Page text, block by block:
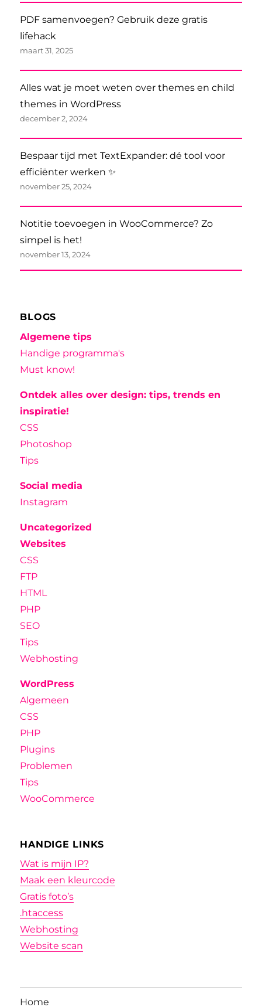
PDF samenvoegen? Gebruik deze gratis
lifehack
maart 31, 2025
Alles wat je moet weten over themes en child
themes in WordPress
december 2, 2024
Bespaar tijd met TextExpander: dé tool voor
efficiënter werken ✨
november 25, 2024
Notitie toevoegen in WooCommerce? Zo
simpel is het!
november 13, 2024
BLOGS
Algemene tips
Handige programma's
Must know!
Ontdek alles over design: tips, trends en
inspiratie!
CSS
Photoshop
Tips
Social media
Instagram
Uncategorized
Websites
CSS
FTP
HTML
PHP
SEO
Tips
Webhosting
WordPress
Algemeen
CSS
PHP
Plugins
Problemen
Tips
WooCommerce
HANDIGE LINKS
Wat is mijn IP?
Maak een kleurcode
Gratis foto’s
.htaccess
Webhosting
Website scan
Home